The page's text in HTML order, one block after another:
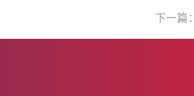
下一篇：